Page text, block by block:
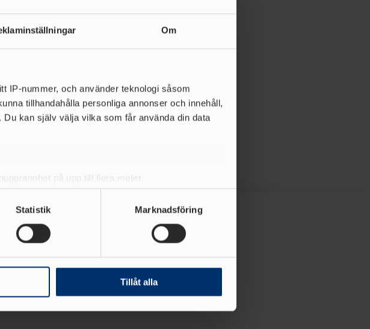
Om
IP-nummer, och använder teknologi såsom
tillhandahålla personliga annonser och innehåll,
kan själv välja vilka som får använda din data
på upp till flera meter
dina preferenser i
detaljsektionen. Du kan ändra
identifierare och annan information från din enhet
med. Dessa kan i sin tur kombinera informationen
in när du har använt deras tjänster.
Statistik Marknadsföring
Tillåt alla
samarbete
universitet samt